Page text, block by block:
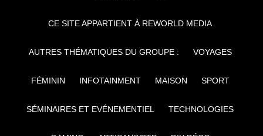
CE SITE APPARTIENT À REWORLD MEDIA
AUTRES THÉMATIQUES DU GROUPE : VOYAGES
FÉMININ INFOTAINMENT MAISON SPORT
SÉMINAIRES ET EVÉNEMENTIEL TECHNOLOGIES